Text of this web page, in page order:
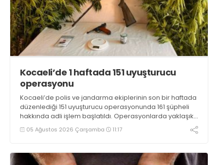
Kocaeli’de 1 haftada 151 uyuşturucu
operasyonu
Kocaeli’de polis ve jandarma ekiplerinin son bir haftada
düzenlediği 151 uyuşturucu operasyonunda 161 şüpheli
hakkında adli işlem başlatıldı. Operasyonlarda yaklaşık
2 kilogram uyuşturucu madde ile 121 kök kenevir bitkisi
ele geçirilirken, 9 şüpheli tutuklandı
05 Ağustos 2026 Çarşamba 11:17